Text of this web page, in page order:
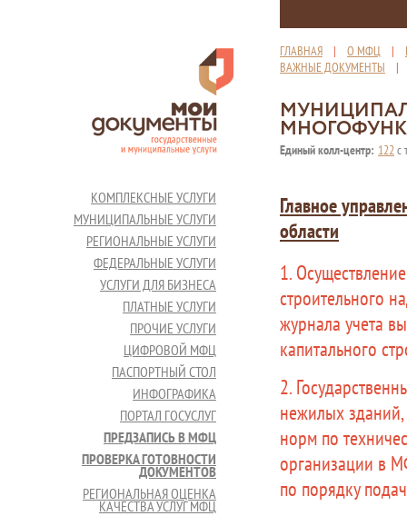
ГЛАВНАЯ | О МФЦ |
ВАЖНЫЕ ДОКУМЕНТЫ
Единый колл-центр: 122с
КОМПЛЕКСНЫЕ УСЛУГИ
МУНИЦИПАЛЬНЫЕ УСЛУГИ
РЕГИОНАЛЬНЫЕ УСЛУГИ
ФЕДЕРАЛЬНЫЕ УСЛУГИ
УСЛУГИ ДЛЯ БИЗНЕСА
ПЛАТНЫЕ УСЛУГИ
ПРОЧИЕ УСЛУГИ
ЦИФРОВОЙ МФЦ
ПАСПОРТНЫЙ СТОЛ
ИНФОГРАФИКА
ПОРТАЛ ГОСУСЛУГ
ПРЕДЗАПИСЬ В МФЦ
ПРОВЕРКА ГОТОВНОСТИ
ДОКУМЕНТОВ
РЕГИОНАЛЬНАЯ ОЦЕНКА
КАЧЕСТВА УСЛУГ МФЦ
Главное
области
1.
строительного
журнала учета
капитального
2.
нежилых
норм по
организации в
по порядку